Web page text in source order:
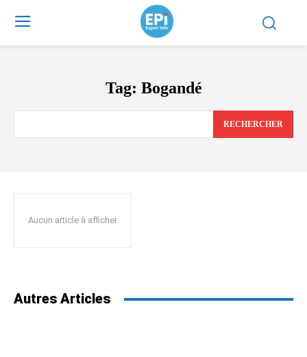
Tag: Bogandé
RECHERCHER
Aucun article à afficher
Autres Articles